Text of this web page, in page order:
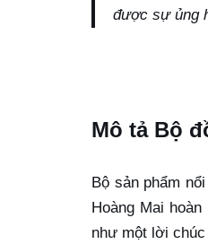
được sự ủng
Mô tả Bộ
Bộ sản phẩm
Hoàng Mai
như một lời